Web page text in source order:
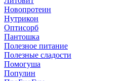
Новопротеин
Нутрикон
Оптисорб
Пантошка
Полезное питание
Полезные сладости
Помогуша
Популин